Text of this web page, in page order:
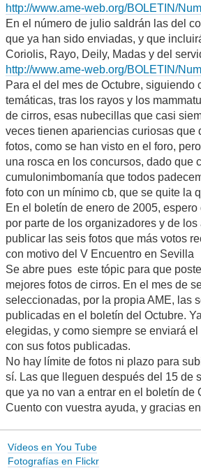
http://www.ame-web.org/BOLETIN/
En el número de julio saldrán las del
que ya han sido enviadas, y que
Coriolis, Rayo, Deily, Madas y del
http://www.ame-web.org/BOLETIN/
Para el del mes de Octubre, siguiendo
temáticas, tras los rayos y los
de cirros, esas nubecillas que casi
veces tienen apariencias curiosas que
fotos, como se han visto en el foro,
una rosca en los concursos, dado que
cumulonimbomanía que todos
foto con un mínimo cb, que se quite la
En el boletín de enero de 2005,
por parte de los organizadores y de los
publicar las seis fotos que más votos
con motivo del V Encuentro en Sevilla
Se abre pues este tópic para que
mejores fotos de cirros. En el mes de
seleccionadas, por la propia AME, las
publicadas en el boletín del Octubre.
elegidas, y como siempre se enviará
con sus fotos publicadas.
No hay límite de fotos ni plazo para
sí. Las que lleguen después del 15 de
que ya no van a entrar en el boletín de
Cuento con vuestra ayuda, y gracias
Vídeos en You Tube
Fotografías en Flickr